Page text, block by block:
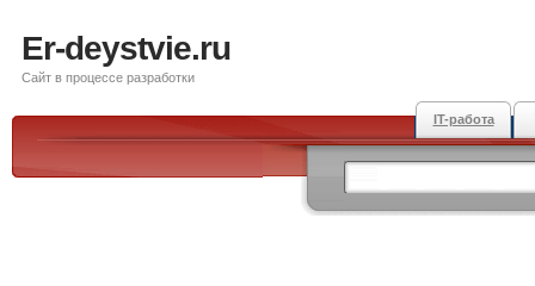
Er-deystvie.ru
Сайт в процессе разработки
IT-работа